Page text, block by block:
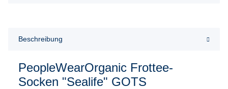
Beschreibung
PeopleWearOrganic Frottee-
Socken "Sealife" GOTS